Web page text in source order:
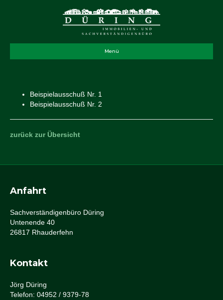
Menü
Beispielausschuß Nr. 1
Beispielausschuß Nr. 2
zurück zur Übersicht
Anfahrt
Sachverständigenbüro Düring
Untenende 40
26817 Rhauderfehn
Kontakt
Jörg Düring
Telefon: 04952 / 9379-78